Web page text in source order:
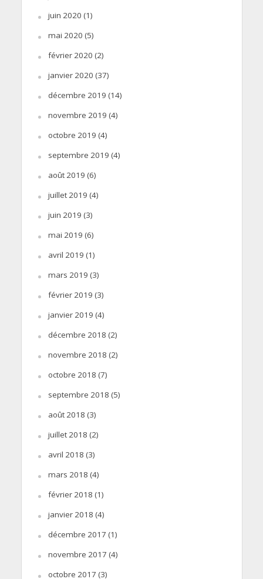
juin 2020 (1)
mai 2020 (5)
février 2020 (2)
janvier 2020 (37)
décembre 2019 (14)
novembre 2019 (4)
octobre 2019 (4)
septembre 2019 (4)
août 2019 (6)
juillet 2019 (4)
juin 2019 (3)
mai 2019 (6)
avril 2019 (1)
mars 2019 (3)
février 2019 (3)
janvier 2019 (4)
décembre 2018 (2)
novembre 2018 (2)
octobre 2018 (7)
septembre 2018 (5)
août 2018 (3)
juillet 2018 (2)
avril 2018 (3)
mars 2018 (4)
février 2018 (1)
janvier 2018 (4)
décembre 2017 (1)
novembre 2017 (4)
octobre 2017 (3)